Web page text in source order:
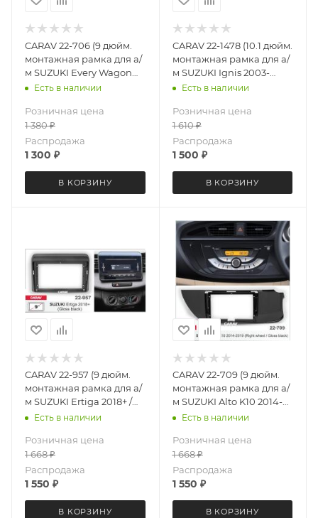
CARAV 22-706 (9 дюйм.
монтажная рамка для а/
м SUZUKI Every Wagon
2015+ / NISSAN NV100
Scrum Wagon 2015+
Есть в наличии
Розничная цена
1 380₽
Распродажа
1 300 ₽
В КОРЗИНУ
CARAV 22-1478 (10.1 дюйм.
монтажная рамка для а/
м SUZUKI Ignis 2003-
2008)
Есть в наличии
Розничная цена
1 610₽
Распродажа
1 500 ₽
В КОРЗИНУ
CARAV 22-957 (9 дюйм.
монтажная рамка для а/
м SUZUKI Ertiga 2018+ /
глянцевый черный цвет
Есть в наличии
Розничная цена
1 668₽
Распродажа
1 550 ₽
В КОРЗИНУ
CARAV 22-709 (9 дюйм.
монтажная рамка для а/
м SUZUKI Alto K10 2014-
2019 (только для а/м с
глянцевый черный цвет
Есть в наличии
Розничная цена
1 668₽
Распродажа
1 550 ₽
В КОРЗИНУ